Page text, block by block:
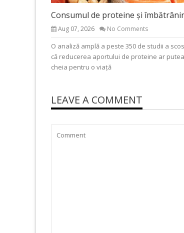
Consumul de proteine și
Aug 07, 2026 No Comments
O analiză amplă a peste 350 de studii a
că reducerea aportului de proteine ar
cheia pentru o viață
LEAVE A COMMENT